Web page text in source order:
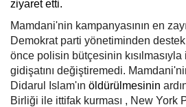
ziyaret etti.
Mamdani'nin kampanyasının en
Demokrat parti yönetiminden
önce polisin bütçesinin kısılmasıyla
gidişatını değiştiremedi.
Didarul Islam'ın öldürülmesinin
Birliği ile ittifak kurması , New York